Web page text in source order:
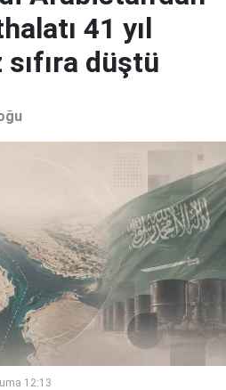
41 yıl
düştü
12:13